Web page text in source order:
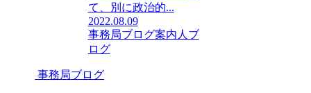
て、別に政治的...
2022.08.09
事務局ブログ案内人ブ
ログ
事務局ブログ